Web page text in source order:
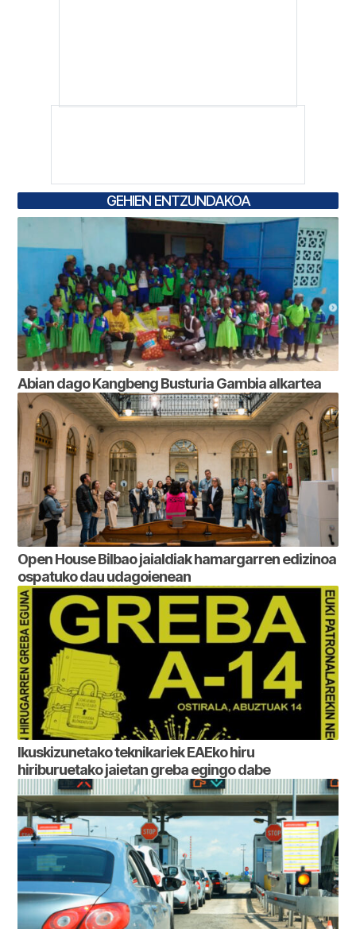
GEHIEN ENTZUNDAKOA
Abian dago Kangbeng Busturia Gambia alkartea
Open House Bilbao jaialdiak hamargarren edizinoa
ospatuko dau udagoienean
Ikuskizunetako teknikariek EAEko hiru
hiriburuetako jaietan greba egingo dabe